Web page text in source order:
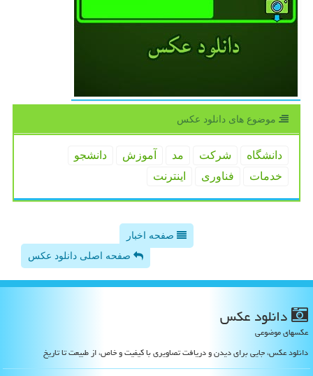
موضوع های دانلود عكس
دانشگاه شركت مد آموزش
دانشجو
خدمات
فناوری اینترنت
صفحه اخبار
صفحه اصلی دانلود عکس
دانلود عكس
عکسهای موضوعی
دانلود عکس، جایی برای دیدن و دریافت تصاویری با کیفیت و خاص، از طبیعت تا تاریخ